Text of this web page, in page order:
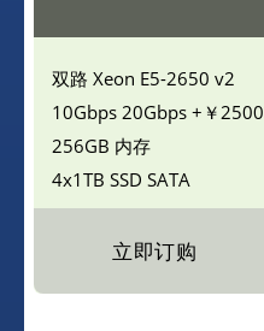
双路 Xeon E5-2650 v2
10Gbps 20Gbps +￥2500
256GB 内存
4x1TB SSD SATA
立即订购